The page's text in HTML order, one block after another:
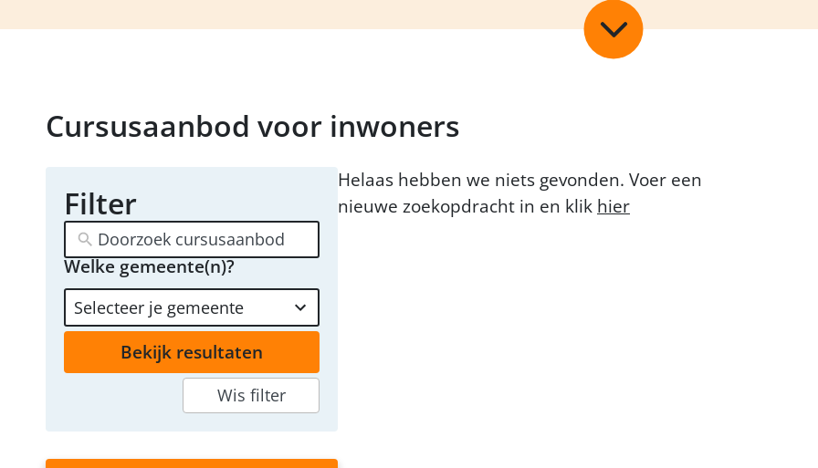
Scroll
naar
Cursusaanbod voor inwoners
Filter
Welke gemeente(n)?
20
results
available
Bekijk resultaten
Wis filter
Helaas hebben we niets gevonden. Voer een
nieuwe zoekopdracht in en klik hier